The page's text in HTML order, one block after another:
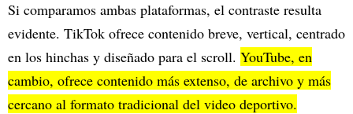
Si comparamos ambas plataformas, el contraste resulta
evidente. TikTok ofrece contenido breve, vertical, centrado
en los hinchas y diseñado para el scroll. YouTube, en
cambio, ofrece contenido más extenso, de archivo y más
cercano al formato tradicional del video deportivo.